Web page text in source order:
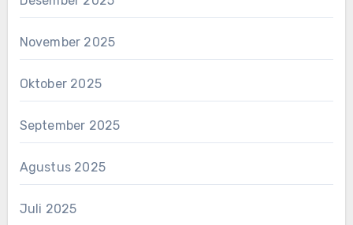
November 2025
Oktober 2025
September 2025
Agustus 2025
Juli 2025